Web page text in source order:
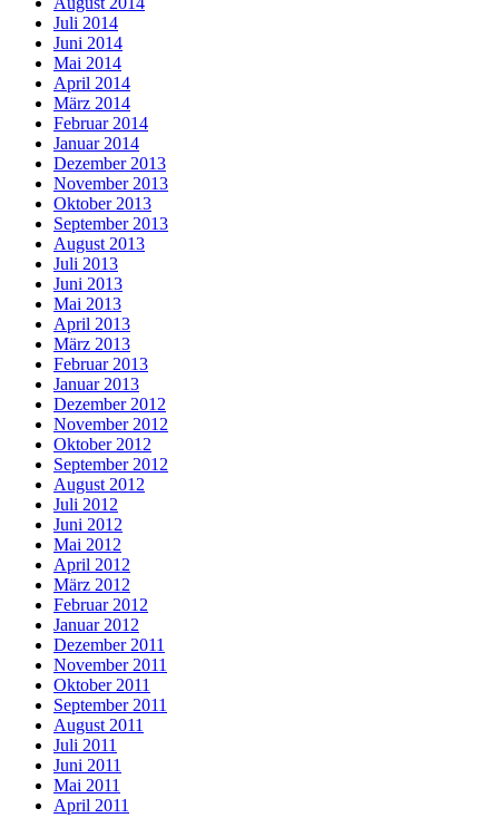
Juli 2014
Juni 2014
Mai 2014
April 2014
März 2014
Februar 2014
Januar 2014
Dezember 2013
November 2013
Oktober 2013
September 2013
August 2013
Juli 2013
Juni 2013
Mai 2013
April 2013
März 2013
Februar 2013
Januar 2013
Dezember 2012
November 2012
Oktober 2012
September 2012
August 2012
Juli 2012
Juni 2012
Mai 2012
April 2012
März 2012
Februar 2012
Januar 2012
Dezember 2011
November 2011
Oktober 2011
September 2011
August 2011
Juli 2011
Juni 2011
Mai 2011
April 2011